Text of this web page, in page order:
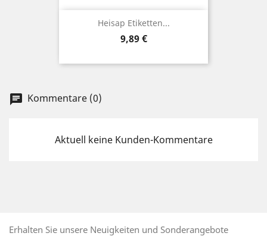
Heisap Etiketten...
Preis
9,89 €
chat Kommentare (0)
Aktuell keine Kunden-Kommentare
Erhalten Sie unsere Neuigkeiten und Sonderangebote